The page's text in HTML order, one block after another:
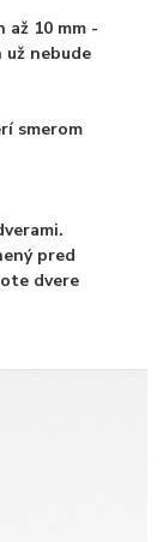
až 10 mm -
nebude
smerom
pred
dvere